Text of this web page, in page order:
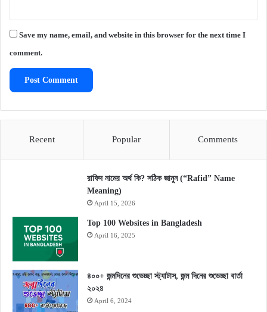
Save my name, email, and website in this browser for the next time I
comment.
Recent Popular Comments
রাফিদ নামের অর্থ কি? সঠিক জানুন (“Rafid” Name
Meaning)
April 15, 2026
Top 100 Websites in Bangladesh
April 16, 2025
৪০০+ জন্মদিনের শুভেচ্ছা স্ট্যাটাস, জন্ম দিনের শুভেচ্ছা বার্তা
২০২৪
April 6, 2024